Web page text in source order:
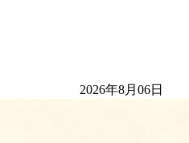
2026年8月06日